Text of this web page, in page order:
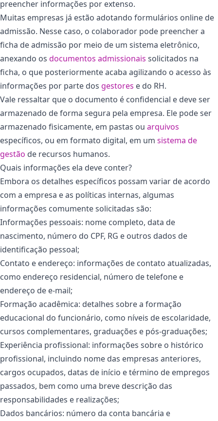
preencher informações por extenso.
Muitas empresas já estão adotando formulários online de
admissão. Nesse caso, o colaborador pode preencher a
ficha de admissão por meio de um sistema eletrônico,
anexando os documentos admissionais solicitados na
ficha, o que posteriormente acaba agilizando o acesso às
informações por parte dos gestores e do RH.
Vale ressaltar que o documento é confidencial e deve ser
armazenado de forma segura pela empresa. Ele pode ser
armazenado fisicamente, em pastas ou arquivos
específicos, ou em formato digital, em um sistema de
gestão de recursos humanos.
Quais informações ela deve conter?
Embora os detalhes específicos possam variar de acordo
com a empresa e as políticas internas, algumas
informações comumente solicitadas são:
Informações pessoais: nome completo, data de
nascimento, número do CPF, RG e outros dados de
identificação pessoal;
Contato e endereço: informações de contato atualizadas,
como endereço residencial, número de telefone e
endereço de e-mail;
Formação acadêmica: detalhes sobre a formação
educacional do funcionário, como níveis de escolaridade,
cursos complementares, graduações e pós-graduações;
Experiência profissional: informações sobre o histórico
profissional, incluindo nome das empresas anteriores,
cargos ocupados, datas de início e término de empregos
passados, bem como uma breve descrição das
responsabilidades e realizações;
Dados bancários: número da conta bancária e